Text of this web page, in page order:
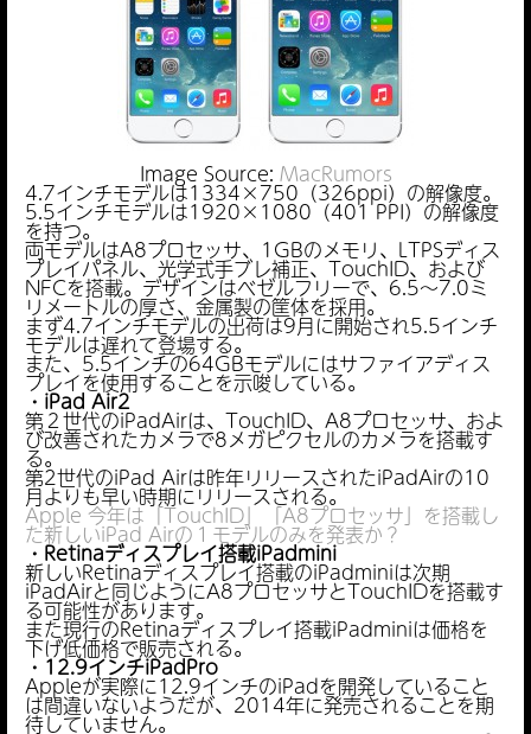
Image Source: MacRumors
4.7インチモデルは1334×750（326ppi）の解像度。
5.5インチモデルは1920×1080（401 PPI）の解像度
を持つ。
両モデルはA8プロセッサ、1GBのメモリ、LTPSディス
プレイパネル、光学式手ブレ補正、TouchID、および
NFCを搭載。デザインはベゼルフリーで、6.5〜7.0ミ
リメートルの厚さ、金属製の筐体を採用。
まず4.7インチモデルの出荷は9月に開始され5.5インチ
モデルは遅れて登場する。
また、5.5インチの64GBモデルにはサファイアディス
プレイを使用することを示唆している。
・iPad Air2
第２世代のiPadAirは、TouchID、A8プロセッサ、およ
び改善されたカメラで8メガピクセルのカメラを搭載す
る。
第2世代のiPad Airは昨年リリースされたiPadAirの10
月よりも早い時期にリリースされる。
Apple 今年は「TouchID」「A8プロセッサ」を搭載し
た新しいiPad Airの１モデルのみを発表か？
・Retinaディスプレイ搭載iPadmini
新しいRetinaディスプレイ搭載のiPadminiは次期
iPadAirと同じようにA8プロセッサとTouchIDを搭載す
る可能性があります。
また現行のRetinaディスプレイ搭載iPadminiは価格を
下げ低価格で販売される。
・12.9インチiPadPro
Appleが実際に12.9インチのiPadを開発していること
は間違いないようだが、2014年に発売されることを期
待していません。